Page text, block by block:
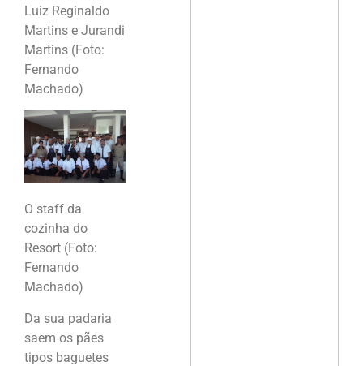
Luiz Reginaldo
Martins e Jurandi
Martins (Foto:
Fernando
Machado)
O staff da
cozinha do
Resort (Foto:
Fernando
Machado)
Da sua padaria
saem os pães
tipos baguetes